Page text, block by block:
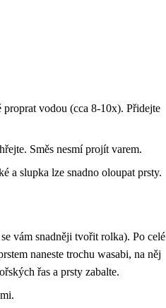
vodou (cca 8-10x). Přidejte
Směs nesmí projít varem.
a slupka lze snadno oloupat prsty.
vám snadněji tvořit rolka). Po celé
naneste trochu wasabi, na něj
řas a prsty zabalte.